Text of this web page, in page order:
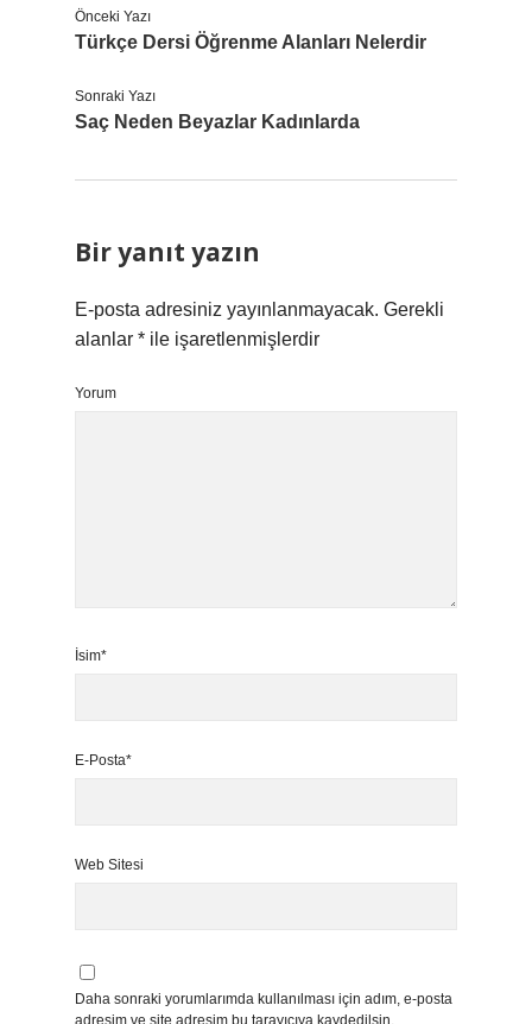
Önceki Yazı
Türkçe Dersi Öğrenme Alanları Nelerdir
Sonraki Yazı
Saç Neden Beyazlar Kadınlarda
Bir yanıt yazın
E-posta adresiniz yayınlanmayacak. Gerekli
alanlar * ile işaretlenmişlerdir
Yorum
İsim*
E-Posta*
Web Sitesi
Daha sonraki yorumlarımda kullanılması için adım, e-posta
adresim ve site adresim bu tarayıcıya kaydedilsin.